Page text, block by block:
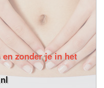
zonder je in het